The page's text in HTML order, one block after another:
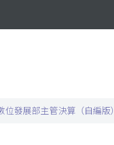
位發展部主管決算（自編版）